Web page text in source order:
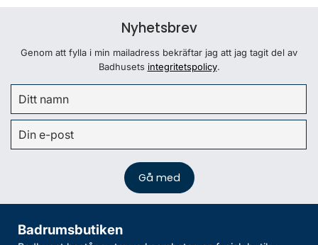
Nyhetsbrev
Genom att fylla i min mailadress bekräftar jag att jag tagit del av
Badhusets integritetspolicy.
Badrumsbutiken